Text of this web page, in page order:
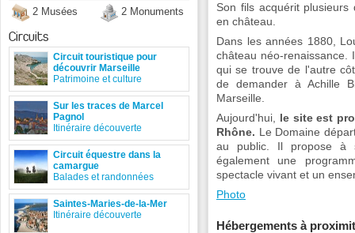
Son fils acquérit
en château.
Dans les années 1880,
château néo-renaissance.
qui se trouve de l'autre
de demander à Achille
Marseille.
Aujourd'hui, le site est
Rhône. Le Domaine
au public. Il propose à
également une
spectacle vivant et un
Photo
Hébergements à
2 Musées 2 Monuments
Circuits
Circuit touristique pour
découvrir Marseille
Patrimoine et culture
Sur les traces de Marcel
Pagnol
Itinéraire découverte
Circuit équestre dans la
camargue
Balades et randonnées
Saintes-Maries-de-la-Mer
Itinéraire découverte